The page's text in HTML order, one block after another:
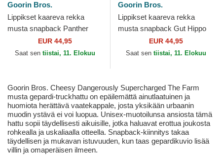
Goorin Bros.
Lippikset kaareva rekka
musta snapback Panther
Golden Suede The Farm
Goorin Bros.
EUR 44,95
Saat sen tiistai, 11. Elokuu
Goorin Bros.
Lippikset kaareva rekka
musta snapback Gut Hippo
Sport The Farm Goorin Bros.
EUR 44,95
Saat sen tiistai, 11. Elokuu
Goorin Bros. Cheesy Dangerously Supercharged The Farm
musta gepardi-truckhattu on epäilemättä ainutlaatuinen ja
huomiota herättävä vaatekappale, josta yksikään urbaanin
muodin ystävä ei voi luopua. Unisex-muotoilunsa ansiosta tämä
hattu sopii täydellisesti aikuisille, jotka haluavat erottua joukosta
rohkealla ja uskaliaalla otteella. Snapback-kiinnitys takaa
täydellisen ja mukavan istuvuuden, kun taas gepardikuvio lisää
villin ja omaperäisen ilmeen.